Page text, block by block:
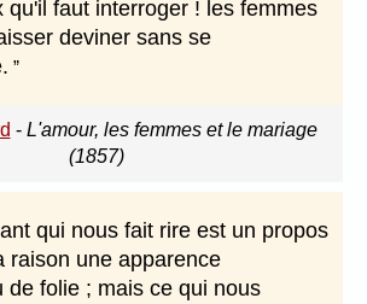
qu'il faut interroger ! les femmes
deviner sans se
- L'amour, les femmes et le mariage
(1857)
qui nous fait rire est un propos
raison une apparence
de folie ; mais ce qui nous